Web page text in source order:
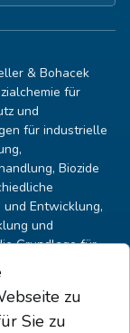
& Bohacek
für
und
für industrielle
Biozide
Entwicklung,
und
Grundlage für
Lösungen, die
werden. Alle
und
zu
Sie zu